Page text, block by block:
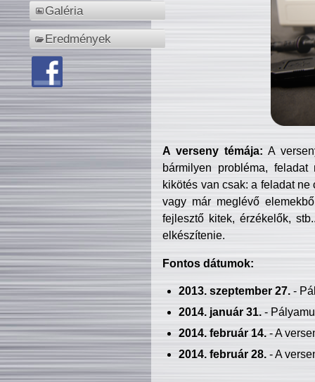
Galéria
Eredmények
A verseny témája: A
bármilyen probléma, feladat
kikötés van csak: a feladat
vagy már meglévő
fejlesztő kitek, érzékelők,
elkészítenie.
Fontos dátumok:
2013. szeptember 27.-
2014. január 31.-
2014. február 14.- A
2014. február 28.- A